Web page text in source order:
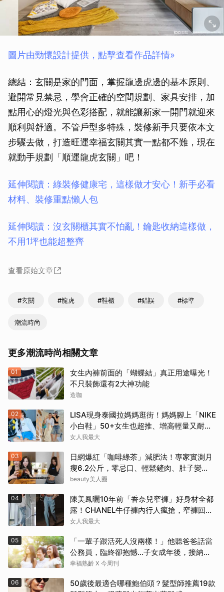
圖片由勁懷設計提供，點擊查看作品詳情»
總結：玄關是家的門面，掌握龍邊虎邊的基本原則、
避開常見禁忌，學會正確的空間規劃、家具安排，加
點用心的燈光與色彩搭配，就能讓新家一開門就迎來
順利與舒適。不管戶型多特殊，裝修新手只要依本文
步驟去做，打造旺運幸福玄關其實一點都不難，現在
就動手規劃「順運龍虎玄關」吧！
延伸閱讀：綠裝修健康宅，這樣做才安心！新手必看
材料、裝修重點懶人包
延伸閱讀：沒玄關櫃其實不怕亂！鑰匙收納這樣做，
不用1坪也能超整齊
查看原始文章
#玄關 #龍虎 #鞋櫃 #錯誤 #標準
潮流時尚
更多潮流時尚相關文章
01
女生內褲前面的「蝴蝶結」真正用途曝光！
不只裝飾還有2大神功能
造咖
02
LISA現身泰國拉媽媽逛街！媽媽腳上「NIKE
小白鞋」50+女生也超推、增高輕量又耐
走！
女人我最大
03
日網爆紅「咖啡綠茶」減肥法！專家實測月
瘦6.2公斤，零忌口、輕鬆鏟肉、肚子變
小！
beauty美人圈
04
陳美鳳曬10年前「香奈兒窄褲」好身材全都
露！CHANEL牛仔褲內行人瘋搶，窄褲回歸
必看這幾條
女人我最大
05
「一輩子跟活死人沒兩樣！」他聽爸爸話當
公務員，臨終卻抱憾…子女成年後，接納與
欣賞就夠了
幸福熟齡 X 今周刊
06
50歲後最適合哪種鮑伯頭？髮型師推薦19款
取消